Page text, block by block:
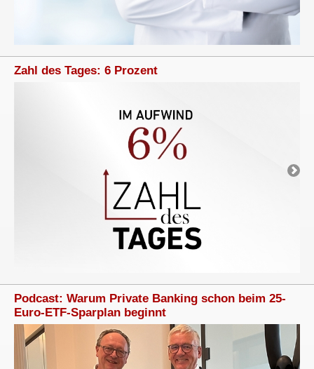
Zahl des Tages: 6 Prozent
Podcast: Warum Private Banking schon beim 25-
Euro-ETF-Sparplan beginnt